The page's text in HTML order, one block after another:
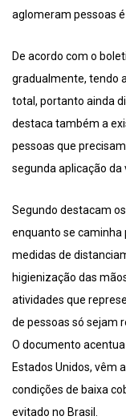
aglomeram pessoas
De acordo com o
gradualmente, tendo
total, portanto ainda
destaca também a
pessoas que
segunda aplicação da
Segundo destacam
enquanto se caminha
medidas de
higienização das
atividades que
de pessoas só sejam
O documento
Estados Unidos, vêm
condições de baixa
evitado no Brasil.